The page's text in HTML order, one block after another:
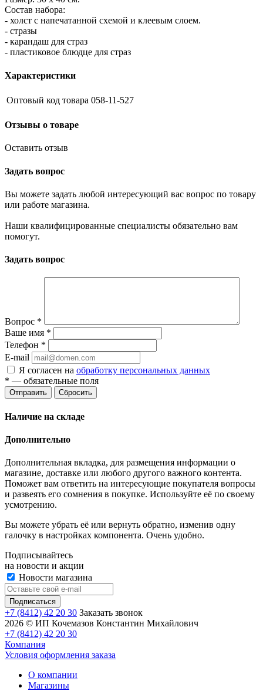
Состав набора:
- холст с напечатанной схемой и клеевым слоем.
- стразы
- карандаш для страз
- пластиковое блюдце для страз
Характеристики
Оптовый код товара 058-11-527
Отзывы о товаре
Оставить отзыв
Задать вопрос
Вы можете задать любой интересующий вас вопрос по товару
или работе магазина.
Наши квалифицированные специалисты обязательно вам
помогут.
Задать вопрос
Вопрос *
Ваше имя *
Телефон *
E-mail
Я согласен на обработку персональных данных
* — обязательные поля
Отправить Сбросить
Наличие на складе
Дополнительно
Дополнительная вкладка, для размещения информации о
магазине, доставке или любого другого важного контента.
Поможет вам ответить на интересующие покупателя вопросы
и развеять его сомнения в покупке. Используйте её по своему
усмотрению.
Вы можете убрать её или вернуть обратно, изменив одну
галочку в настройках компонента. Очень удобно.
Подписывайтесь
на новости и акции
Новости магазина
+7 (8412) 42 20 30 Заказать звонок
2026 © ИП Кочемазов Константин Михайлович
+7 (8412) 42 20 30
Компания
Условия оформления заказа
О компании
Магазины